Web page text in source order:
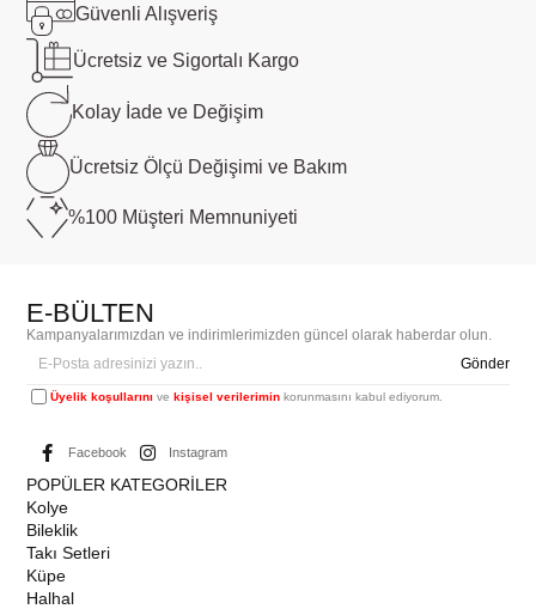
Güvenli Alışveriş
Ücretsiz ve Sigortalı Kargo
Kolay İade ve Değişim
Ücretsiz Ölçü Değişimi ve Bakım
%100 Müşteri Memnuniyeti
E-BÜLTEN
Kampanyalarımızdan ve indirimlerimizden güncel olarak haberdar olun.
Gönder
Üyelik koşullarını vekişisel verilerimin korunmasını kabul ediyorum.
Facebook Instagram
POPÜLER KATEGORİLER
Kolye
Bileklik
Takı Setleri
Küpe
Halhal